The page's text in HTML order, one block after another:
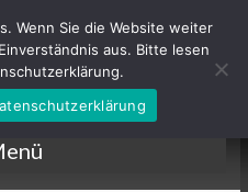
Wenn Sie die Website weiter
aus. Bitte lesen